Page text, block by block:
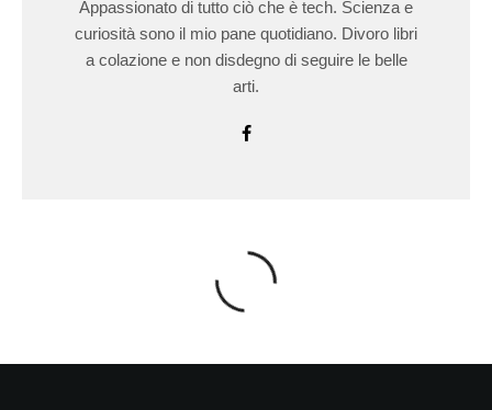
Appassionato di tutto ciò che è tech. Scienza e
curiosità sono il mio pane quotidiano. Divoro libri
a colazione e non disdegno di seguire le belle
arti.